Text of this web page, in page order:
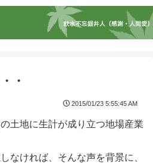
・
2015/01/23 5:55:45 AM
土地に生計が成り立つ地場産業
なければ、そんな声を背景に、